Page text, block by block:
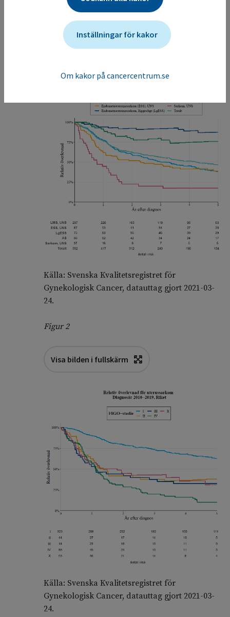
stadium (figur 2) vid diagnos.
Figur 1
Visa bilden i fullskärm
Källa: Svenska Kvalitetsregistret för
Gynekologisk Cancer, datauttag gjort 2021-03-
24.
Figur 2
Visa bilden i fullskärm
Källa: Svenska Kvalitetsregistret för
Gynekologisk Cancer, datauttag gjort 2021-03-
24.
Inställningar för kakor
Om kakor på cancercentrum.se